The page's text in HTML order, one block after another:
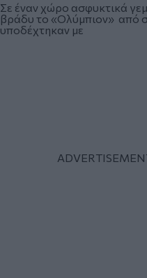
Σε έναν χώρο ασφυκτικά
βράδυ το «Ολύμπιον» από
υποδέχτηκαν με